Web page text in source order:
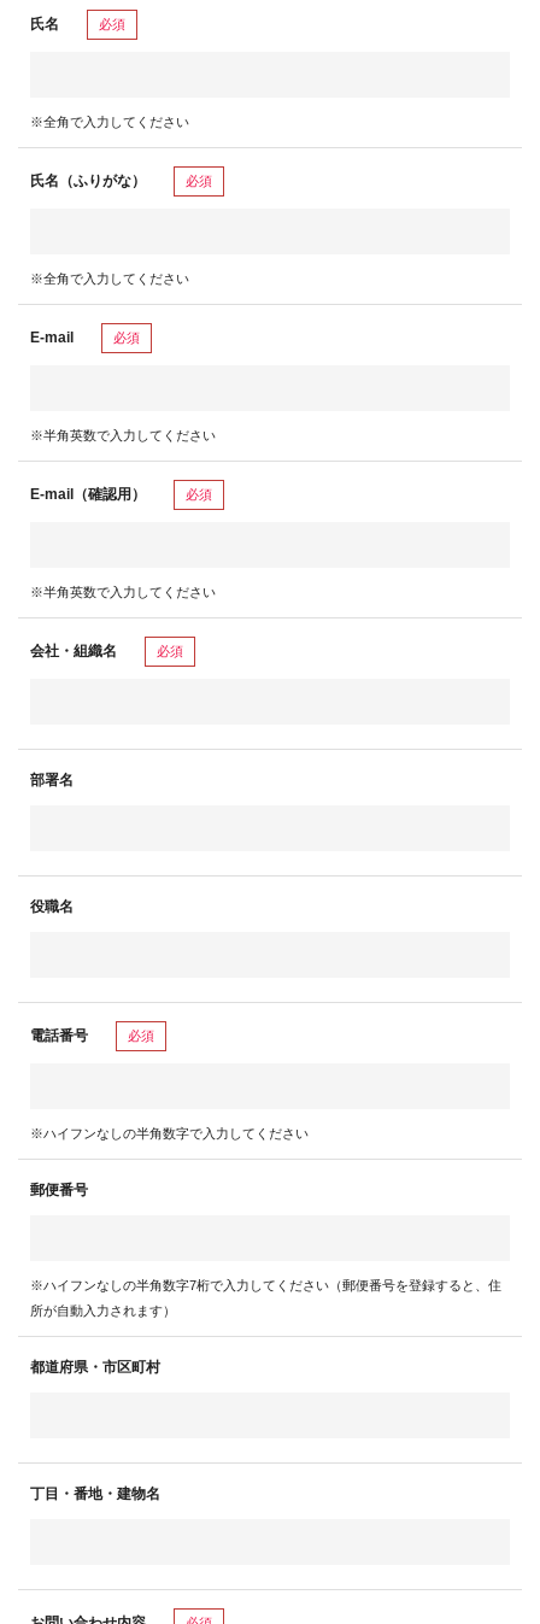
氏名 必須
※全角で入力してください
氏名（ふりがな） 必須
※全角で入力してください
E-mail 必須
※半角英数で入力してください
E-mail（確認用） 必須
※半角英数で入力してください
会社・組織名 必須
部署名
役職名
電話番号 必須
※ハイフンなしの半角数字で入力してください
郵便番号
※ハイフンなしの半角数字7桁で入力してください（郵便番号を登録すると、住
所が自動入力されます）
都道府県・市区町村
丁目・番地・建物名